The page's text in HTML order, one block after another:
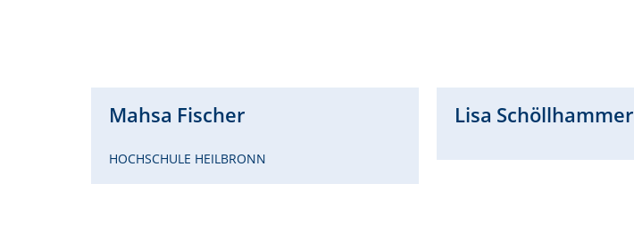
Mahsa Fischer
HOCHSCHULE HEILBRONN
Lisa Schöllhammer